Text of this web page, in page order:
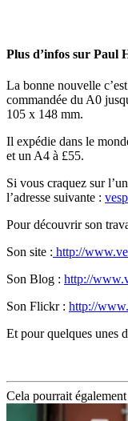
Plus d’infos sur Paul
La bonne nouvelle
commandée du A0
105 x 148 mm.
Il expédie dans le
et un A4 à £55.
Si vous craquez sur
l’adresse suivante :
Pour découvrir son
Son site : http://
Son Blog : http://
Son Flickr : http://
Et pour quelques unes
Cela pourrait